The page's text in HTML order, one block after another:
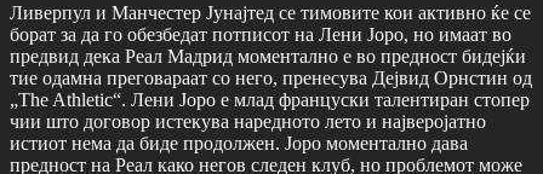
Ливерпул и Манчестер Јунајтед се тимовите кои активно ќе се
борат за да го обезбедат потписот на Лени Јоро, но имаат во
предвид дека Реал Мадрид моментално е во предност бидејќи
тие одамна преговараат со него, пренесува Дејвид Орнстин од
„The Athletic“. Лени Јоро е млад француски талентиран стопер
чии што договор истекува наредното лето и најверојатно
истиот нема да биде продолжен. Јоро моментално дава
предност на Реал како негов следен клуб, но проблемот може